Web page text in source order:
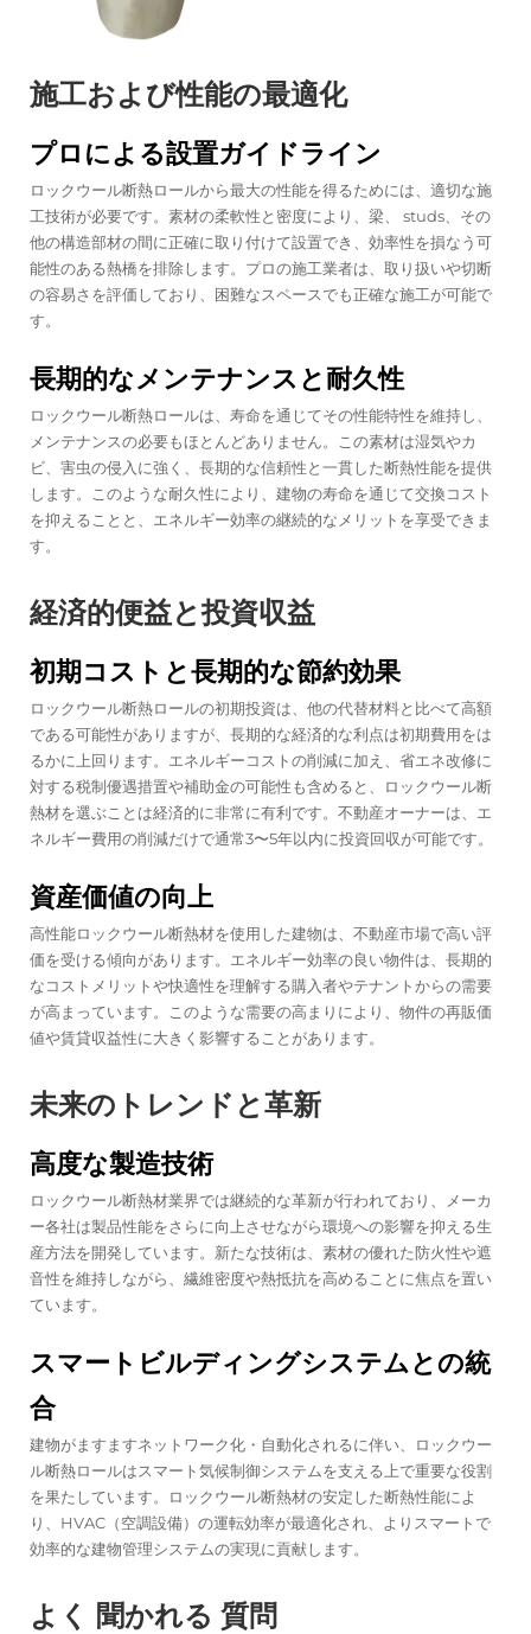
施工および性能の最適化
プロによる設置ガイドライン
ロックウール断熱ロールから最大の性能を得るためには、適切な施
工技術が必要です。素材の柔軟性と密度により、梁、 studs、その
他の構造部材の間に正確に取り付けて設置でき、効率性を損なう可
能性のある熱橋を排除します。プロの施工業者は、取り扱いや切断
の容易さを評価しており、困難なスペースでも正確な施工が可能で
す。
長期的なメンテナンスと耐久性
ロックウール断熱ロールは、寿命を通じてその性能特性を維持し、
メンテナンスの必要もほとんどありません。この素材は湿気やカ
ビ、害虫の侵入に強く、長期的な信頼性と一貫した断熱性能を提供
します。このような耐久性により、建物の寿命を通じて交換コスト
を抑えることと、エネルギー効率の継続的なメリットを享受できま
す。
経済的便益と投資収益
初期コストと長期的な節約効果
ロックウール断熱ロールの初期投資は、他の代替材料と比べて高額
である可能性がありますが、長期的な経済的な利点は初期費用をは
るかに上回ります。エネルギーコストの削減に加え、省エネ改修に
対する税制優遇措置や補助金の可能性も含めると、ロックウール断
熱材を選ぶことは経済的に非常に有利です。不動産オーナーは、エ
ネルギー費用の削減だけで通常3〜5年以内に投資回収が可能です。
資産価値の向上
高性能ロックウール断熱材を使用した建物は、不動産市場で高い評
価を受ける傾向があります。エネルギー効率の良い物件は、長期的
なコストメリットや快適性を理解する購入者やテナントからの需要
が高まっています。このような需要の高まりにより、物件の再販価
値や賃貸収益性に大きく影響することがあります。
未来のトレンドと革新
高度な製造技術
ロックウール断熱材業界では継続的な革新が行われており、メーカ
ー各社は製品性能をさらに向上させながら環境への影響を抑える生
産方法を開発しています。新たな技術は、素材の優れた防火性や遮
音性を維持しながら、繊維密度や熱抵抗を高めることに焦点を置い
ています。
スマートビルディングシステムとの統
合
建物がますますネットワーク化・自動化されるに伴い、ロックウー
ル断熱ロールはスマート気候制御システムを支える上で重要な役割
を果たしています。ロックウール断熱材の安定した断熱性能によ
り、HVAC（空調設備）の運転効率が最適化され、よりスマートで
効率的な建物管理システムの実現に貢献します。
よく 聞かれる 質問